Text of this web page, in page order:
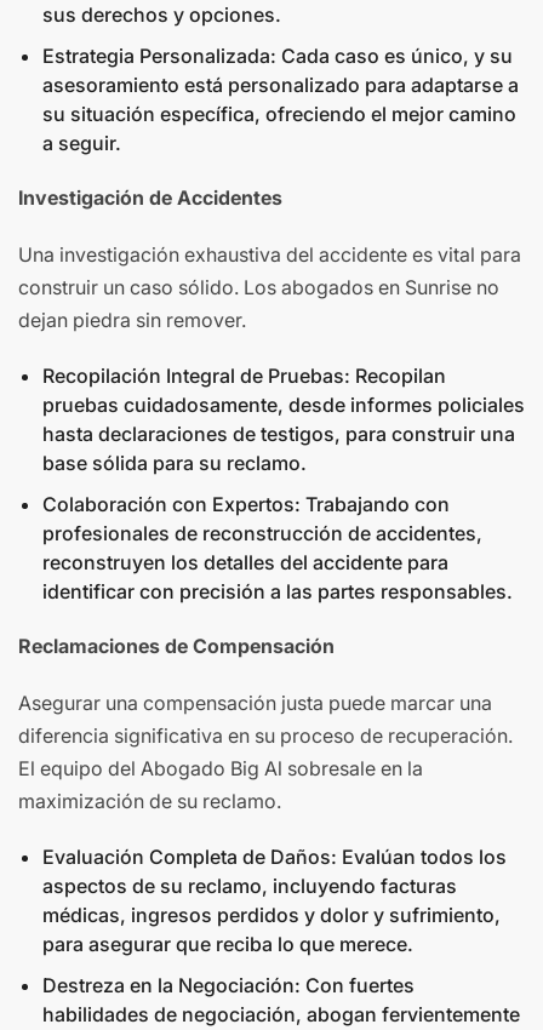
sus derechos y opciones.
Estrategia Personalizada: Cada caso es único, y su
asesoramiento está personalizado para adaptarse a
su situación específica, ofreciendo el mejor camino
a seguir.
Investigación de Accidentes
Una investigación exhaustiva del accidente es vital para
construir un caso sólido. Los abogados en Sunrise no
dejan piedra sin remover.
Recopilación Integral de Pruebas: Recopilan
pruebas cuidadosamente, desde informes policiales
hasta declaraciones de testigos, para construir una
base sólida para su reclamo.
Colaboración con Expertos: Trabajando con
profesionales de reconstrucción de accidentes,
reconstruyen los detalles del accidente para
identificar con precisión a las partes responsables.
Reclamaciones de Compensación
Asegurar una compensación justa puede marcar una
diferencia significativa en su proceso de recuperación.
El equipo del Abogado Big Al sobresale en la
maximización de su reclamo.
Evaluación Completa de Daños: Evalúan todos los
aspectos de su reclamo, incluyendo facturas
médicas, ingresos perdidos y dolor y sufrimiento,
para asegurar que reciba lo que merece.
Destreza en la Negociación: Con fuertes
habilidades de negociación, abogan fervientemente